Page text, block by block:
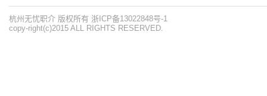
杭州无忧职介 版权所有 浙ICP备13022848号-1
copy-right(c)2015 ALL RIGHTS RESERVED.